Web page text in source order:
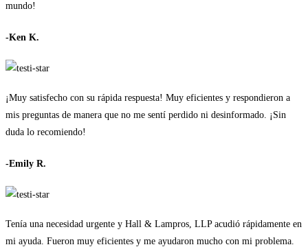
mundo!
-Ken K.
¡Muy satisfecho con su rápida respuesta! Muy eficientes y respondieron a
mis preguntas de manera que no me sentí perdido ni desinformado. ¡Sin
duda lo recomiendo!
-Emily R.
Tenía una necesidad urgente y Hall & Lampros, LLP acudió rápidamente en
mi ayuda. Fueron muy eficientes y me ayudaron mucho con mi problema.